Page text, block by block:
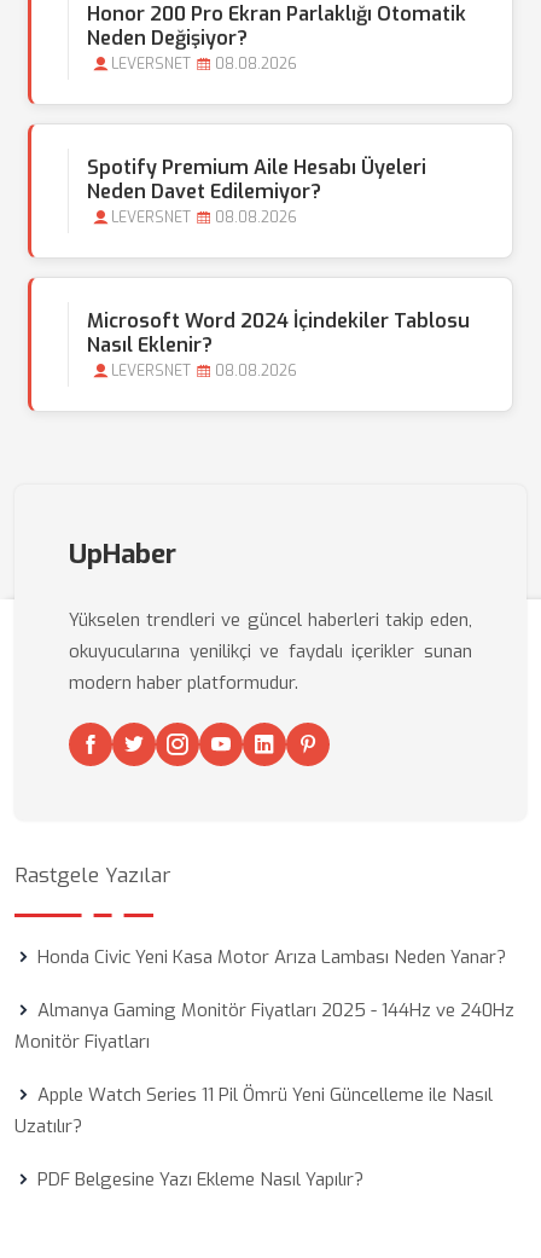
Honor 200 Pro Ekran Parlaklığı Otomatik
Neden Değişiyor?
LEVERSNET 08.08.2026
Spotify Premium Aile Hesabı Üyeleri
Neden Davet Edilemiyor?
LEVERSNET 08.08.2026
Microsoft Word 2024 İçindekiler Tablosu
Nasıl Eklenir?
LEVERSNET 08.08.2026
UpHaber
Yükselen trendleri ve güncel haberleri takip eden,
okuyucularına yenilikçi ve faydalı içerikler sunan
modern haber platformudur.
Rastgele Yazılar
Honda Civic Yeni Kasa Motor Arıza Lambası Neden Yanar?
Almanya Gaming Monitör Fiyatları 2025 - 144Hz ve 240Hz
Monitör Fiyatları
Apple Watch Series 11 Pil Ömrü Yeni Güncelleme ile Nasıl
Uzatılır?
PDF Belgesine Yazı Ekleme Nasıl Yapılır?